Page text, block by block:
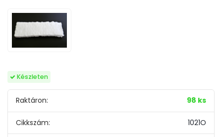
Készleten
Raktáron: 98 ks
Cikkszám: 1021O